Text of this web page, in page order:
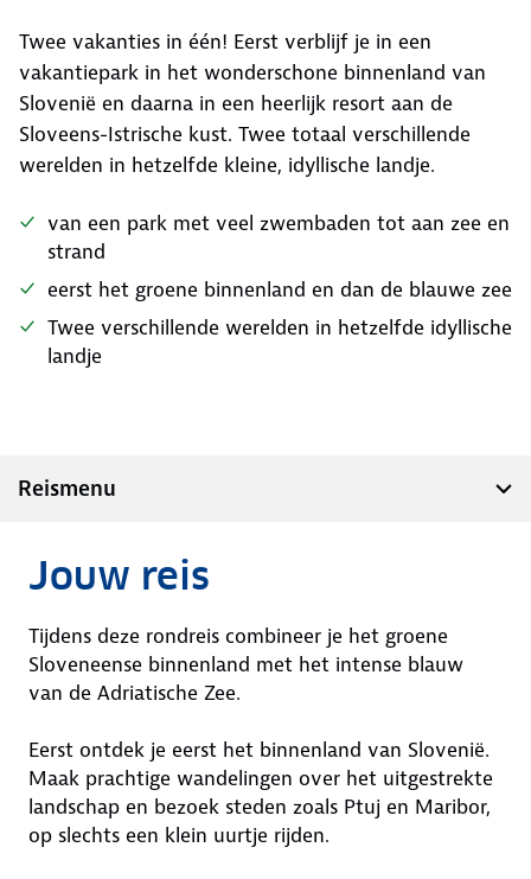
Twee vakanties in één! Eerst verblijf je in een
vakantiepark in het wonderschone binnenland van
Slovenië en daarna in een heerlijk resort aan de
Sloveens-Istrische kust. Twee totaal verschillende
werelden in hetzelfde kleine, idyllische landje.
van een park met veel zwembaden tot aan zee en
strand
eerst het groene binnenland en dan de blauwe zee
Twee verschillende werelden in hetzelfde idyllische
landje
Reismenu
Jouw reis
Tijdens deze rondreis combineer je het groene
Sloveneense binnenland met het intense blauw
van de Adriatische Zee.
Eerst ontdek je eerst het binnenland van Slovenië.
Maak prachtige wandelingen over het uitgestrekte
landschap en bezoek steden zoals Ptuj en Maribor,
op slechts een klein uurtje rijden.